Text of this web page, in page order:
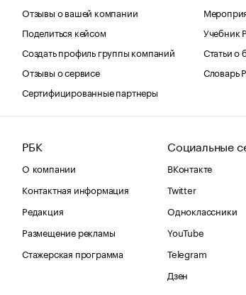
Отзывы о вашей компании
Поделиться кейсом
Создать профиль группы компаний
Отзывы о сервисе
Сертифицированные партнеры
Учебник
Статьи о
Словарь
РБК
О компании
Контактная информация
Редакция
Размещение рекламы
Стажерская программа
Социальные
ВКонтакте
Twitter
Одноклассники
YouTube
Telegram
Дзен